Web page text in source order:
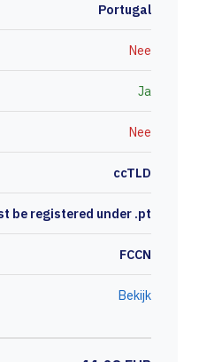
Portugal
Nee
Ja
Nee
ccTLD
be registered under .pt
FCCN
Bekijk